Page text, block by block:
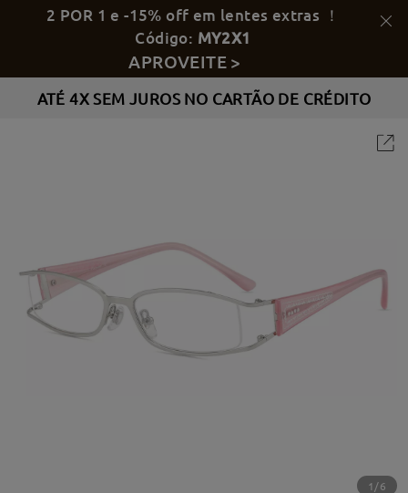
2 POR 1 e -15% off em lentes extras ！
Código: MY2X1
APROVEITE >
ATÉ 4X SEM JUROS NO CARTÃO DE CRÉDITO
1/6